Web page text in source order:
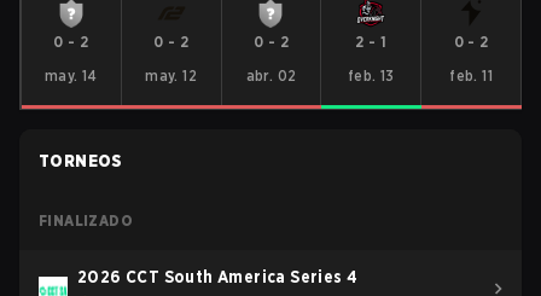
0 - 2
may. 14
0 - 2
may. 12
0 - 2
abr. 02
2 - 1
feb. 13
0- 2
feb. 11
TORNEOS
FINALIZADO
2026 CCT South America Series 4